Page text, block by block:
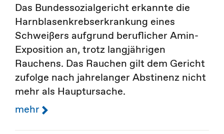
Das Bundessozialgericht erkannte die
Harnblasenkrebserkrankung eines
Schweißers aufgrund beruflicher Amin-
Exposition an, trotz langjährigen
Rauchens. Das Rauchen gilt dem Gericht
zufolge nach jahrelanger Abstinenz nicht
mehr als Hauptursache.
mehr